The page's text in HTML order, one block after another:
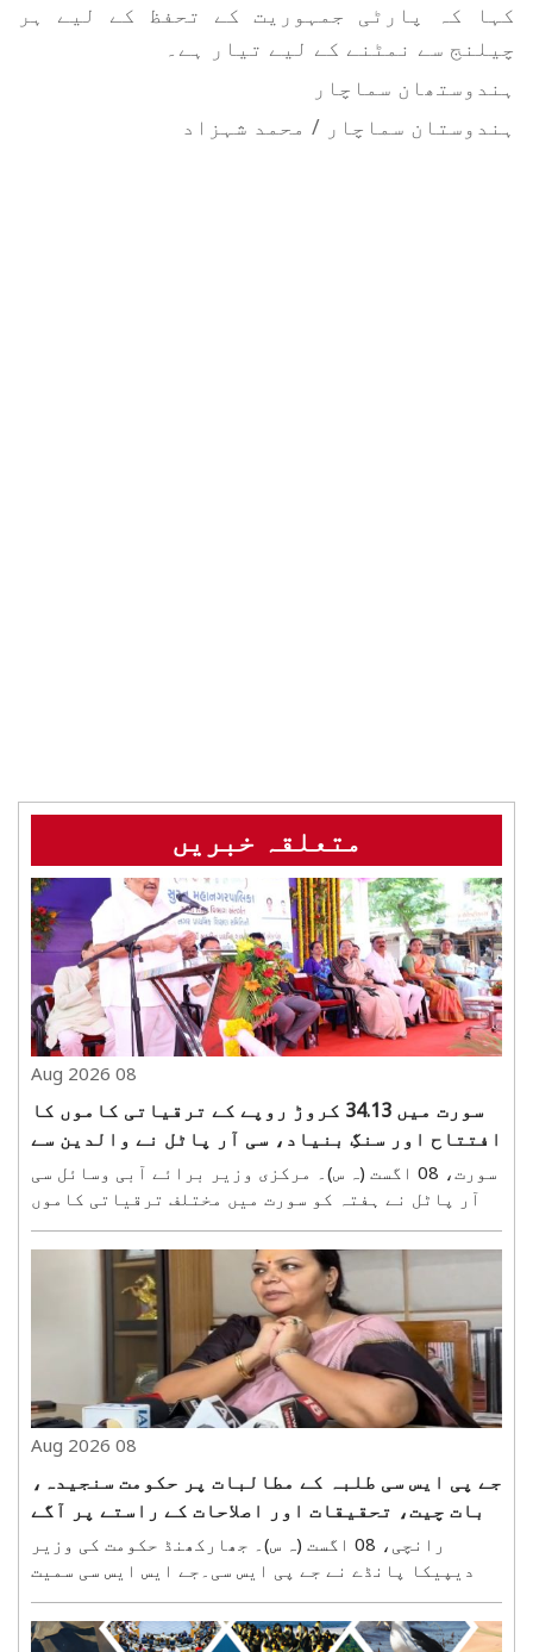
کہا کہ پارٹی جمہوریت کے تحفظ کے لیے ہر
چیلنج سے نمٹنے کے لیے تیار ہے۔
ہندوستھان سماچار
ہندوستان سماچار / محمد شہزاد
متعلقہ خبریں
08 Aug 2026
سورت میں 34.13 کروڑ روپے کے ترقیاتی کاموں کا
افتتاح اور سنگِ بنیاد، سی آر پاٹل نے والدین سے
کہا—بچوں کو موبائل سے دور رکھیں
سورت، 08 اگست (ہ س)۔ مرکزی وزیر برائے آبی وسائل سی
آر پاٹل نے ہفتہ کو سورت میں مختلف ترقیاتی کاموں
روپے کے مکمل ہو چکے کاموں کا افتتاح کیا گیا، جبکہ
08 Aug 2026
جے پی ایس سی طلبہ کے مطالبات پر حکومت سنجیدہ،
بات چیت، تحقیقات اور اصلاحات کے راستے پر آگے
بڑھ رہی ہے: دیپیکا پانڈے
رانچی، 08 اگست (ہ س)۔ جھارکھنڈ حکومت کی وزیر
دیپیکا پانڈے نے جے پی ایس سی۔جے ایس ایس سی سمیت
درمیان ہفتہ کو میڈیا سے بات کرتے ہوئے کہا کہ طلبہ